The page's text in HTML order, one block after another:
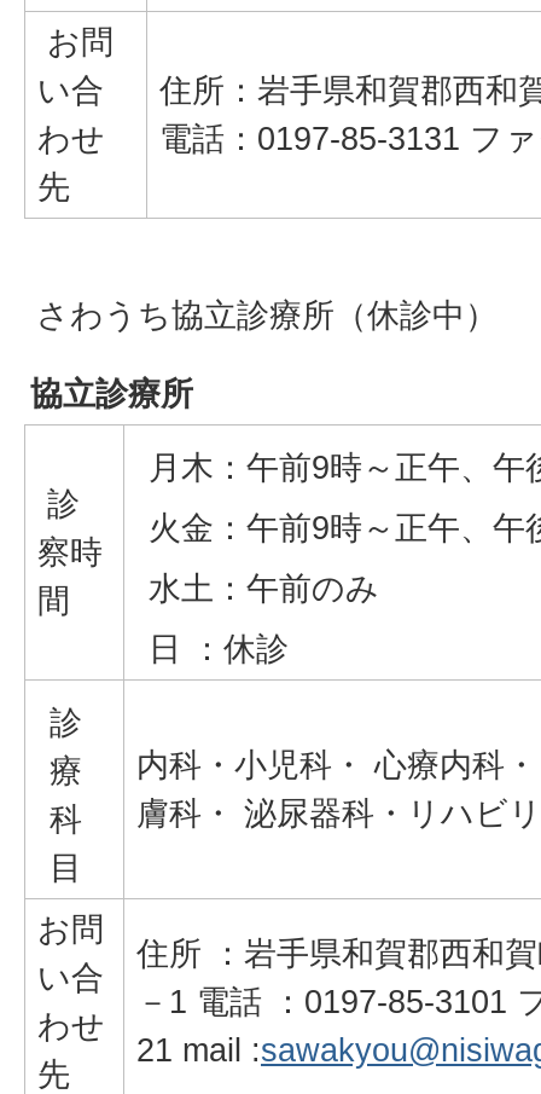
お問
い合
わせ
先
住所：岩手県和賀郡西和
電話：0197-85-3131 フ
さわうち協立診療所（休診中）
協立診療所
診
察時
間
月木：午前9時～正午、午
火金：午前9時～正午、午
水土：午前のみ
日 ：休診
診
療
科
目
内科・小児科・ 心療内科
膚科・ 泌尿器科・リハビ
お問
い合
わせ
先
住所 ：岩手県和賀郡西和
－1 電話 ：0197-85-3101
21 mail :